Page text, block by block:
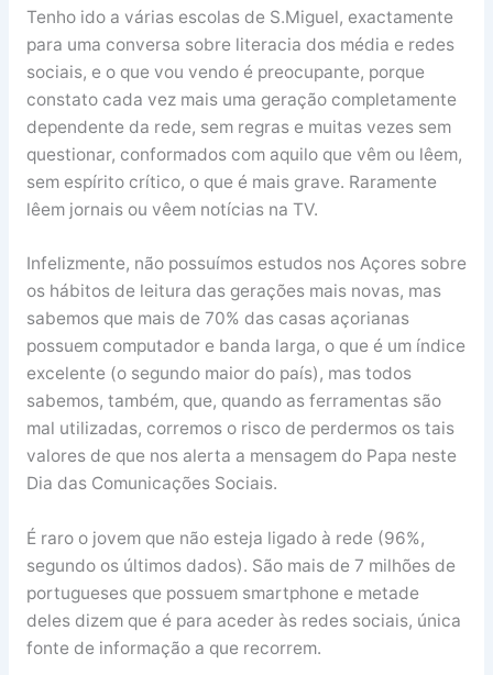
Tenho ido a várias escolas de S.Miguel, exactamente
para uma conversa sobre literacia dos média e redes
sociais, e o que vou vendo é preocupante, porque
constato cada vez mais uma geração completamente
dependente da rede, sem regras e muitas vezes sem
questionar, conformados com aquilo que vêm ou lêem,
sem espírito crítico, o que é mais grave. Raramente
lêem jornais ou vêem notícias na TV.
Infelizmente, não possuímos estudos nos Açores sobre
os hábitos de leitura das gerações mais novas, mas
sabemos que mais de 70% das casas açorianas
possuem computador e banda larga, o que é um índice
excelente (o segundo maior do país), mas todos
sabemos, também, que, quando as ferramentas são
mal utilizadas, corremos o risco de perdermos os tais
valores de que nos alerta a mensagem do Papa neste
Dia das Comunicações Sociais.
É raro o jovem que não esteja ligado à rede (96%,
segundo os últimos dados). São mais de 7 milhões de
portugueses que possuem smartphone e metade
deles dizem que é para aceder às redes sociais, única
fonte de informação a que recorrem.